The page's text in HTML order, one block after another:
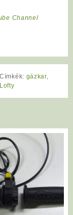
Channel
Címkék: gázkar,
Lofty